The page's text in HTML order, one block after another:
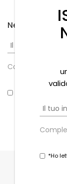
Newsletter
Compleanno
*Ho